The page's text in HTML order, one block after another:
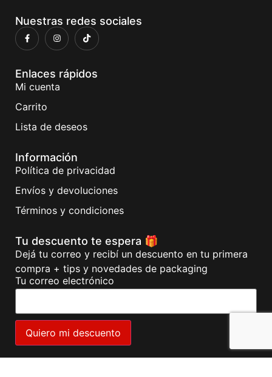
Nuestras redes sociales
Enlaces rápidos
Mi cuenta
Carrito
Lista de deseos
Información
Política de privacidad
Envíos y devoluciones
Términos y condiciones
Tu descuento te espera 🎁
Dejá tu correo y recibí un descuento en tu primera
compra + tips y novedades de packaging
Tu correo electrónico